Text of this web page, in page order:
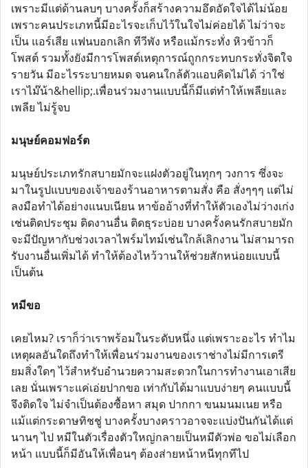
เพราะมีแต่ด้านลบๆ บางครั้งก็สร้างความอึดอัดใจได้ไม่น้อย
เพราะคนประเภทนี้มีอะไรจะเก็บไว้ในใจไม่ค่อยได้ ไม่ว่าจะ
เป็น แอร์เสีย แฟนบอกเลิก ทีวีพัง หรือแม้กระทั่ง หิวข้าวก็
โพสต์ รวมทั้งยังมีการโพสต์เหตุการณ์ถูกกระทบกระทั่งจิตใจ
รายวัน มีอะไรระบายหมด จนคนใกล้ตัวแอบคิดไม่ได้ ว่าใช่
เราไม๊น้า&hellip;.เพื่อนร่วมงานแบบนี้ก็มีแต่ทำให้เพลียและ
เพลีย ไม่รู้จบ
มนุษย์คอมฟอร์ต
มนุษย์ประเภทรักสบายมักจะแฝงตัวอยู่ในทุกๆ วงการ ซึ่งจะ
มาในรูปแบบของเจ้าของร้านอาหารตามสั่ง คือ สั่งๆๆๆ แต่ไม่
ลงมือทำได้อย่างแนบเนียน หาข้ออ้างที่ทำให้ตัวเองไม่ว่างเก่ง
เช่นติดประชุม ติดงานอื่น ติดธุระบ่อย บางครั้งคนรักสบายมัก
จะมีปัญหากับช่วงเวลาไพร์มไทม์เช่นใกล้เลิกงาน ไม่สามารถ
รับงานอื่นเพิ่มได้ ทำให้ต้องไหว้วานให้ช่วยสักหน่อยแบบนี้
เป็นต้น
หมีขอ
เคยไหม? เราก็ว่าเราพร้อมในระดับหนึ่ง แต่เพราะอะไร ทำไม
เหตุผลอันใดถึงทำให้เพื่อนร่วมงานของเราช่างไม่มีการเตรี
ยมสิ่งใดๆ ไว้สำหรับอำนวยความสะดวกในการทำงานเอาเสีย
เลย นั่นเพราะแค่เอ่ยปากขอ เท่ากับได้มาแบบง่ายๆ คนแบบนี้
จึงติดใจ ไม่จำเป็นต้องซื้อหา สมุด ปากกา ขนมนมเนย หรือ
แม้แต่กระดาษทิชชู่ บางครั้งบางคราวอาจจะแบ่งปันกันได้แต่
นานๆ ไป หมีในตัวเรื่องตัวใหญ่กลายเป็นหมีตัวพ่อ ขอไม่เลือก
หน้า แบบนี้ก็มีอันให้เพื่อนๆ ต้องส่ายหน้าหนีทุกทีไป